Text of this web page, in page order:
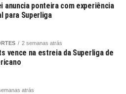
anuncia ponteira com experiência
para Superliga
2 semanas atrás
vence na estreia da Superliga de
atrás